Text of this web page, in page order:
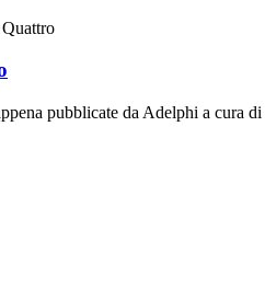
pubblicate da Adelphi a cura